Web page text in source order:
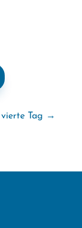
vierte Tag →